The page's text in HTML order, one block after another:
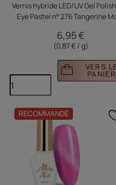
Vernis hybride LED/UV Gel
Eye Pastel n° 276 Tangerine
6,95 €
(0,87 € / g)
VERS
PANIER
RECOMMANDÉ